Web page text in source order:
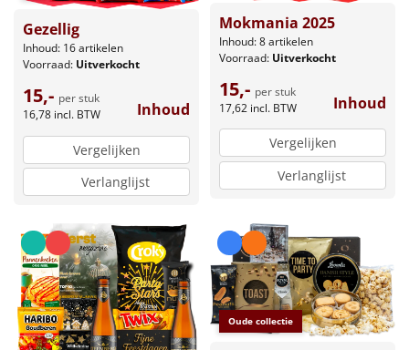
Gezellig
Inhoud: 16 artikelen
Voorraad: Uitverkocht
15,- per stuk
16,78 incl. BTW Inhoud
Vergelijken
Verlanglijst
Mokmania 2025
Inhoud: 8 artikelen
Voorraad: Uitverkocht
15,- per stuk
17,62 incl. BTW Inhoud
Vergelijken
Verlanglijst
Oude collectie